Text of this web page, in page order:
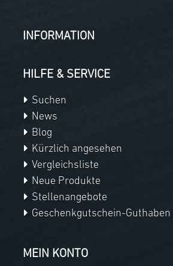
INFORMATION
HILFE & SERVICE
Suchen
News
Blog
Kürzlich angesehen
Vergleichsliste
Neue Produkte
Stellenangebote
Geschenkgutschein-
MEIN KONTO